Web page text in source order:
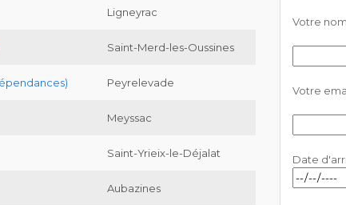
Ligneyrac
Saint-Merd-les-Oussines
Peyrelevade
Meyssac
Saint-Yrieix-le-Déjalat
Aubazines
Votre
Votre
Date